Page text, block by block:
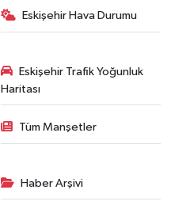
Eskişehir Hava Durumu
Eskişehir Trafik Yoğunluk
Haritası
Tüm Manşetler
Haber Arşivi